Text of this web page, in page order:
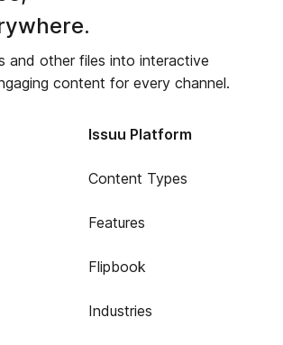
and other files into interactive
content for every channel.
Issuu Platform
Content Types
Features
Flipbook
Industries